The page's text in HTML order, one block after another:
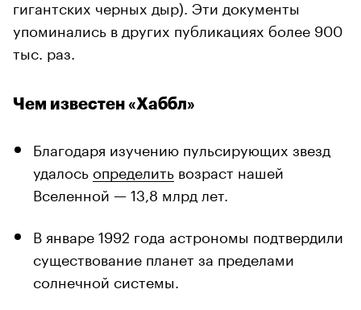
гигантских черных дыр). Эти документы
упоминались в других публикациях более 900
тыс. раз.
Чем известен «Хаббл»
Благодаря изучению пульсирующих звезд
удалось определить возраст нашей
Вселенной — 13,8 млрд лет.
В январе 1992 года астрономы подтвердили
существование планет за пределами
солнечной системы.